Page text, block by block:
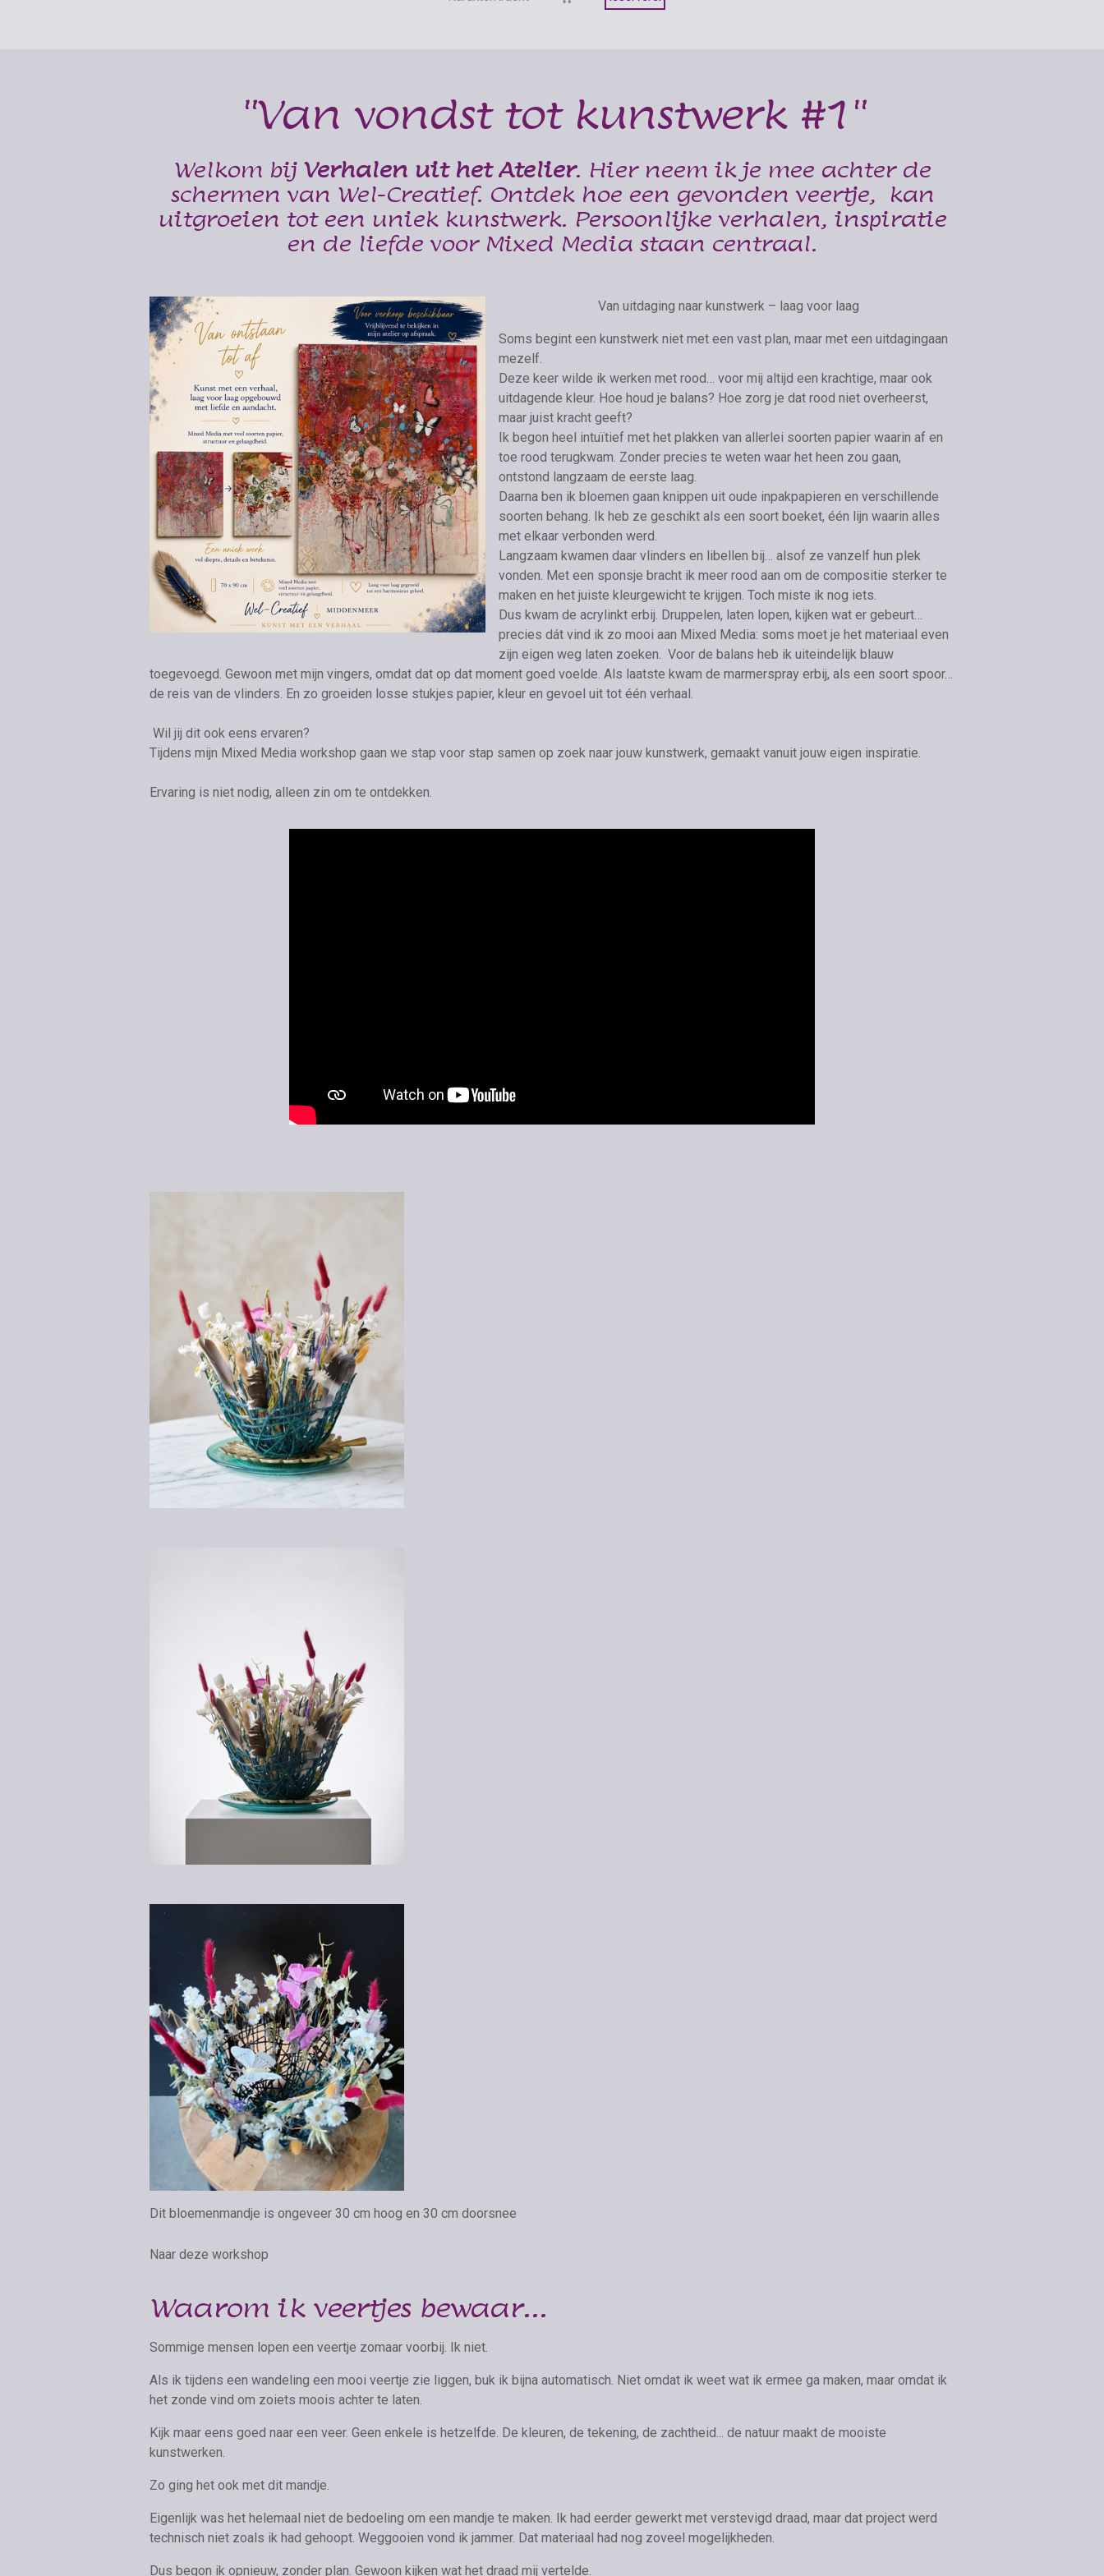
"Van vondst tot kunstwerk #1"
Welkom bij Verhalen uit het Atelier. Hier neem ik je mee achter de
schermen van Wel-Creatief. Ontdek hoe een gevonden veertje, kan
uitgroeien tot een uniek kunstwerk. Persoonlijke verhalen, inspiratie
en de liefde voor Mixed Media staan centraal.
Van uitdaging naar kunstwerk – laag voor laag
Soms begint een kunstwerk niet met een vast plan, maar met een uitdagingaan
mezelf.
Deze keer wilde ik werken met rood… voor mij altijd een krachtige, maar ook
uitdagende kleur. Hoe houd je balans? Hoe zorg je dat rood niet overheerst,
maar juist kracht geeft?
Ik begon heel intuïtief met het plakken van allerlei soorten papier waarin af en
toe rood terugkwam. Zonder precies te weten waar het heen zou gaan,
ontstond langzaam de eerste laag.
Daarna ben ik bloemen gaan knippen uit oude inpakpapieren en verschillende
soorten behang. Ik heb ze geschikt als een soort boeket, één lijn waarin alles
met elkaar verbonden werd.
Langzaam kwamen daar vlinders en libellen bij… alsof ze vanzelf hun plek
vonden. Met een sponsje bracht ik meer rood aan om de compositie sterker te
maken en het juiste kleurgewicht te krijgen. Toch miste ik nog iets.
Dus kwam de acrylinkt erbij. Druppelen, laten lopen, kijken wat er gebeurt…
precies dát vind ik zo mooi aan Mixed Media: soms moet je het materiaal even
zijn eigen weg laten zoeken. Voor de balans heb ik uiteindelijk blauw
toegevoegd. Gewoon met mijn vingers, omdat dat op dat moment goed voelde. Als laatste kwam de marmerspray erbij, als een soort spoor…
de reis van de vlinders. En zo groeiden losse stukjes papier, kleur en gevoel uit tot één verhaal.
Wil jij dit ook eens ervaren?
Tijdens mijn Mixed Media workshop gaan we stap voor stap samen op zoek naar jouw kunstwerk, gemaakt vanuit jouw eigen inspiratie.
Ervaring is niet nodig, alleen zin om te ontdekken.
Dit bloemenmandje is ongeveer 30 cm hoog en 30 cm doorsnee
Naar deze workshop
Waarom ik veertjes bewaar...
Sommige mensen lopen een veertje zomaar voorbij. Ik niet.
Als ik tijdens een wandeling een mooi veertje zie liggen, buk ik bijna automatisch. Niet omdat ik weet wat ik ermee ga maken, maar omdat ik
het zonde vind om zoiets moois achter te laten.
Kijk maar eens goed naar een veer. Geen enkele is hetzelfde. De kleuren, de tekening, de zachtheid... de natuur maakt de mooiste
kunstwerken.
Zo ging het ook met dit mandje.
Eigenlijk was het helemaal niet de bedoeling om een mandje te maken. Ik had eerder gewerkt met verstevigd draad, maar dat project werd
technisch niet zoals ik had gehoopt. Weggooien vond ik jammer. Dat materiaal had nog zoveel mogelijkheden.
Dus begon ik opnieuw, zonder plan. Gewoon kijken wat het draad mij vertelde.